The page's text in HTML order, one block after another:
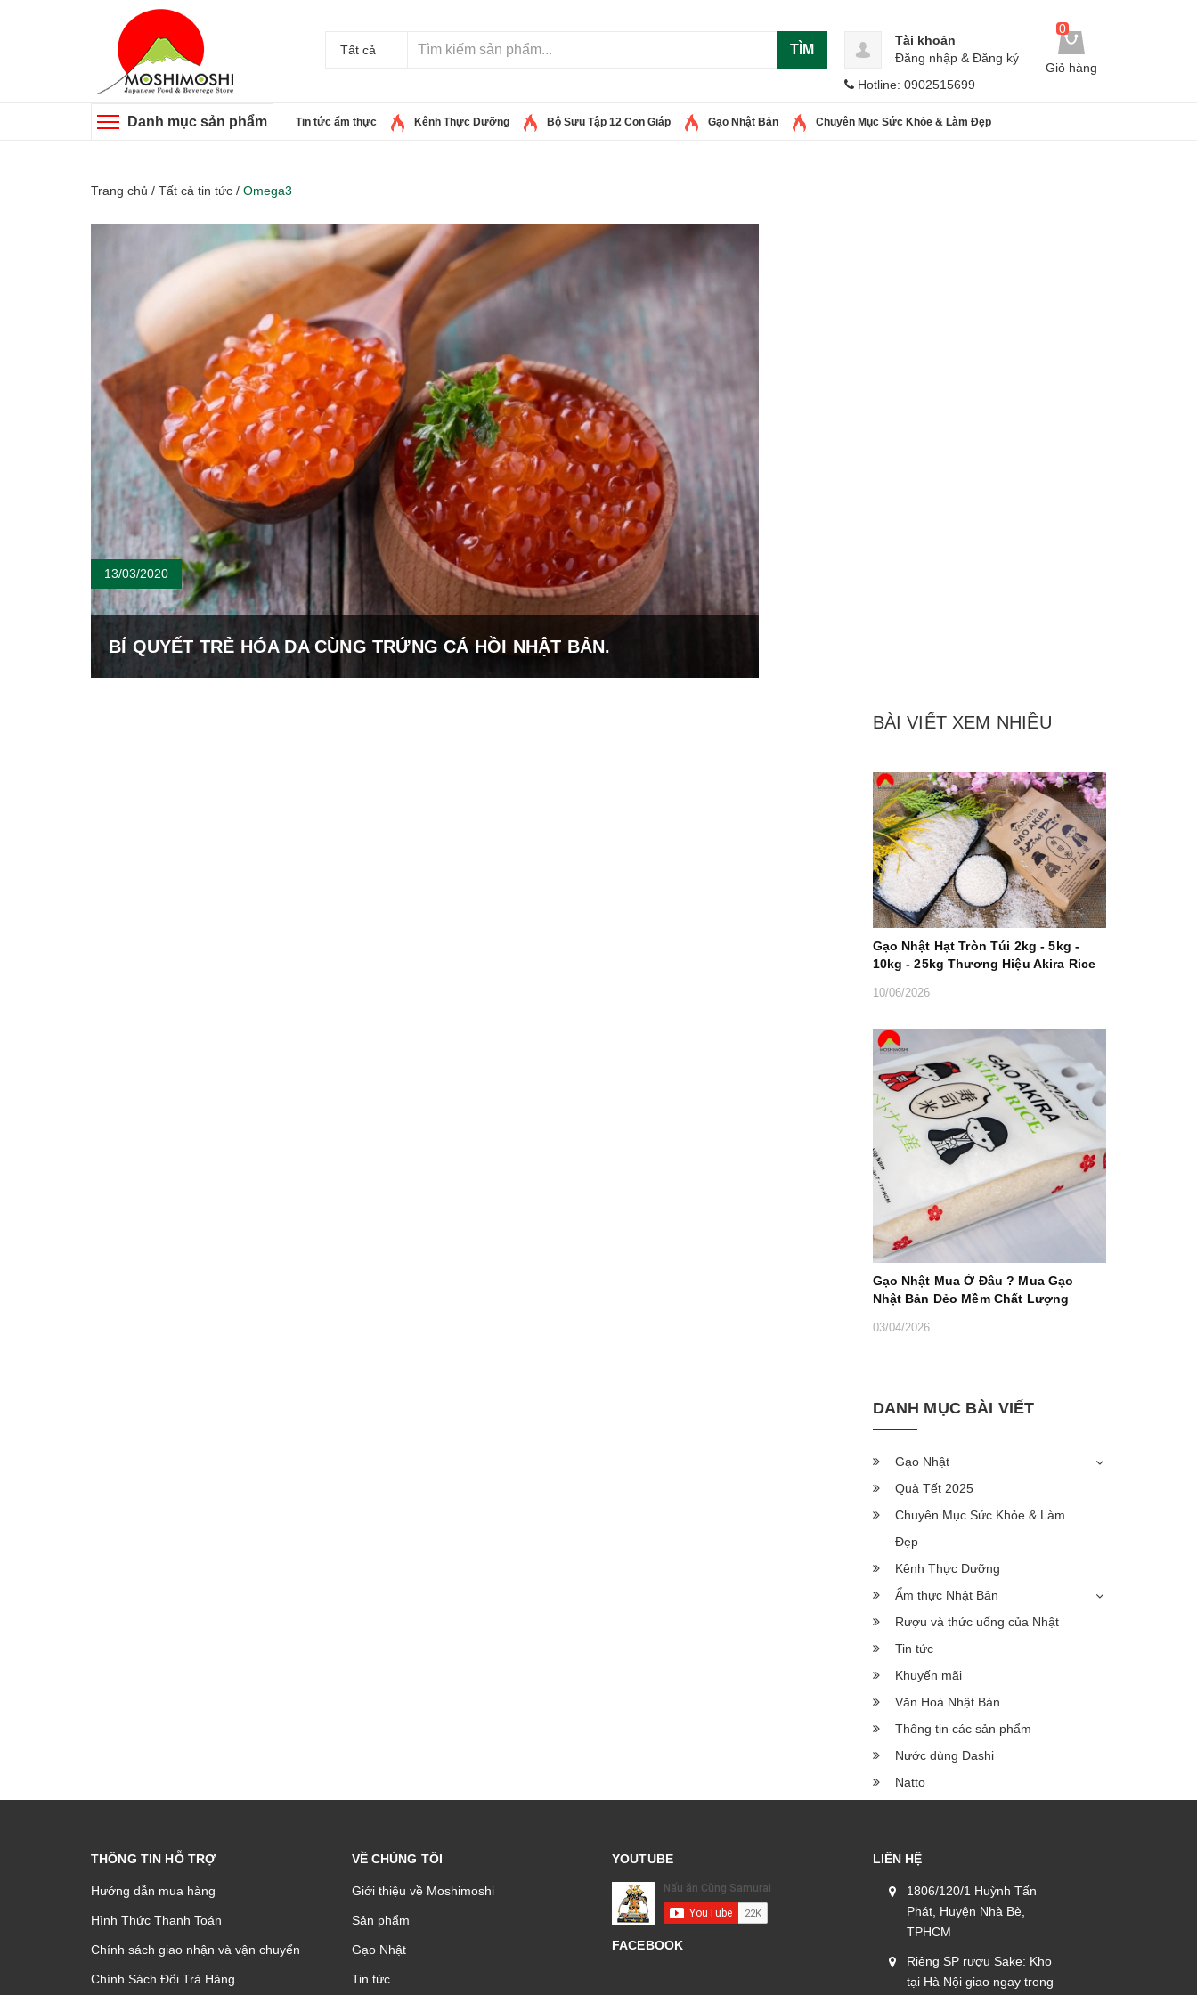
Tất cả TÌM
0
Giỏ hàng
Tài khoản
Đăng nhập & Đăng ký
Hotline: 0902515699
Danh mục sản phẩm Tin tức ẩm thực Kênh Thực Dưỡng Bộ Sưu Tập 12 Con Giáp Gạo Nhật Bản Chuyên Mục Sức Khỏe & Làm Đẹp
Trang chủ / Tất cả tin tức / Omega3
13/03/2020
BÍ QUYẾT TRẺ HÓA DA CÙNG TRỨNG CÁ HỒI NHẬT BẢN.
BÀI VIẾT XEM NHIỀU
Gạo Nhật Hạt Tròn Túi 2kg - 5kg -
10kg - 25kg Thương Hiệu Akira Rice
10/06/2026
Gạo Nhật Mua Ở Đâu ? Mua Gạo
Nhật Bản Dẻo Mềm Chất Lượng
03/04/2026
DANH MỤC BÀI VIẾT
Gạo Nhật
Quà Tết 2025
Chuyên Mục Sức Khỏe & Làm
Đẹp
Kênh Thực Dưỡng
Ẩm thực Nhật Bản
Rượu và thức uống của Nhật
Tin tức
Khuyến mãi
Văn Hoá Nhật Bản
Thông tin các sản phẩm
Nước dùng Dashi
Natto
THÔNG TIN HỖ TRỢ
Hướng dẫn mua hàng
Hình Thức Thanh Toán
Chính sách giao nhận và vận chuyển
Chính Sách Đổi Trả Hàng
VỀ CHÚNG TÔI
Giới thiệu về Moshimoshi
Sản phẩm
Gạo Nhật
Tin tức
YOUTUBE
FACEBOOK
LIÊN HỆ
1806/120/1 Huỳnh Tấn
Phát, Huyện Nhà Bè,
TPHCM
Riêng SP rượu Sake: Kho
tại Hà Nội giao ngay trong